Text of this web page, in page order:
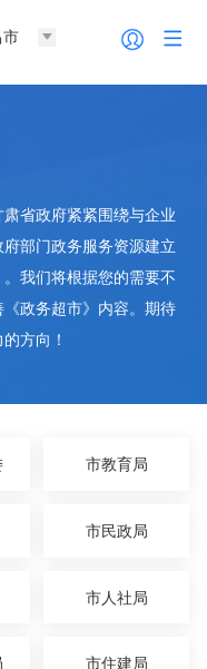
市
省政府紧紧围绕与企业
部门政务服务资源建立
我们将根据您的需要不
政务超市》内容。期待
方向！
市教育局
市民政局
市人社局
市住建局